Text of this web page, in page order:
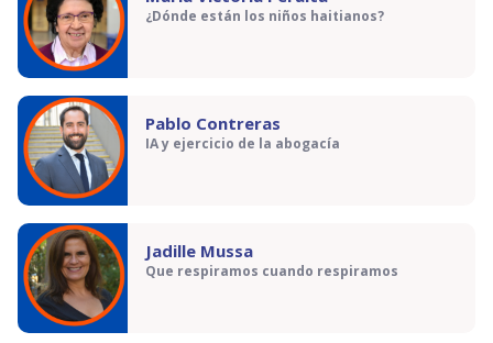
¿Dónde están los niños haitianos?
Pablo Contreras
IA y ejercicio de la abogacía
Jadille Mussa
Que respiramos cuando respiramos